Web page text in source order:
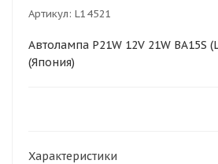
Артикул: L14521
Автолампа P21W 12V 21W BA15S
(Япония)
Характеристики